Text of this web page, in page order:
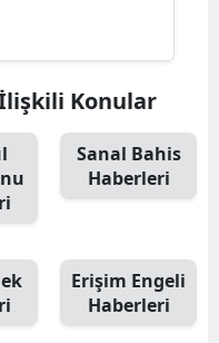
Konular
Sanal Bahis
Haberleri
Erişim Engeli
Haberleri